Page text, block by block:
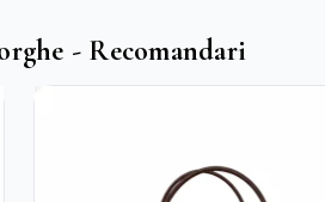
- Recomandari